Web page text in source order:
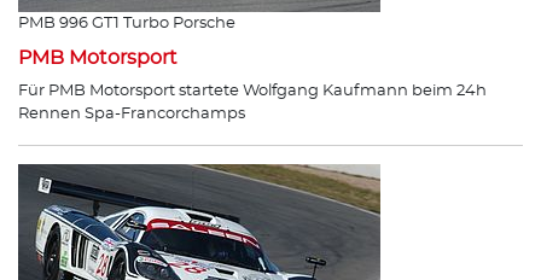
PMB 996 GT1 Turbo Porsche
PMB Motorsport
Für PMB Motorsport startete Wolfgang Kaufmann beim 24h
Rennen Spa-Francorchamps